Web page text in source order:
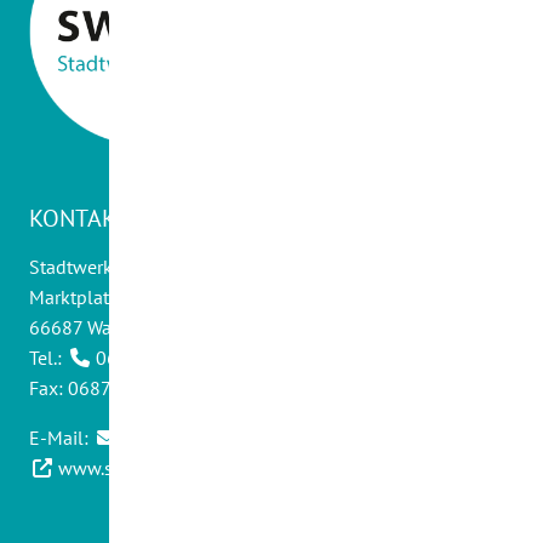
KONTAKT
Stadtwerke Wadern GmbH
Marktplatz 14
66687 Wadern
Tel.:
06871 - 9012 0
Fax: 06871 - 9012 30
E-Mail:
www.stadtwerke-wadern.de